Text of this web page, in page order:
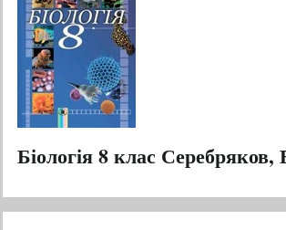
Біологія 8 клас Серебряков,